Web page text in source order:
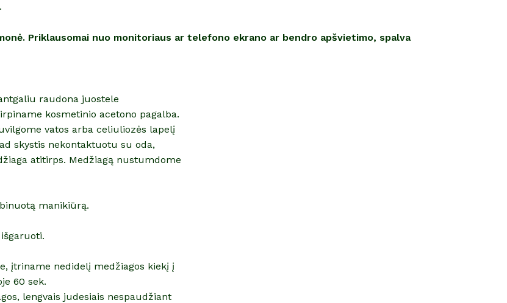
Priklausomai nuo monitoriaus ar telefono ekrano ar bendro apšvietimo, spalva
raudona juostele
kosmetinio acetono pagalba.
vatos arba celiuliozės lapelį
skystis nekontaktuotu su oda,
atitirps. Medžiagą nustumdome
manikiūrą.
įtriname nedidelį medžiagos kiekį į
60 sek.
lengvais judesiais nespaudžiant